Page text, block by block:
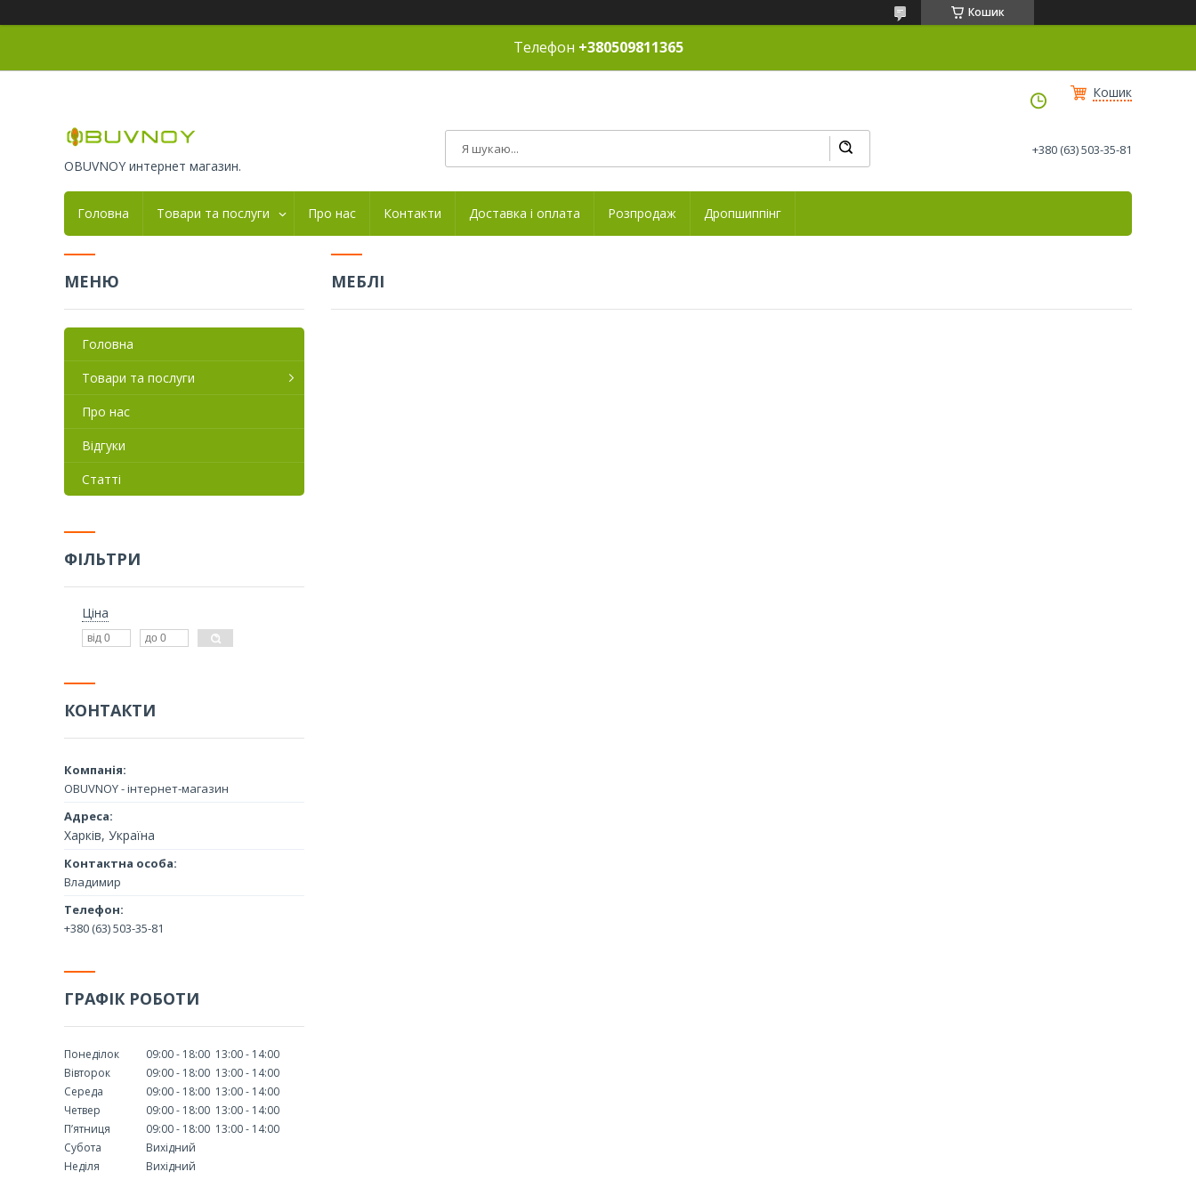
Кошик
Телефон +380509811365
Кошик
OBUVNOY интернет магазин.
+380 (63) 503-35-81
Головна Товари та послуги Про нас Контакти Доставка і оплата Розпродаж Дропшиппінг
МЕБЛІ
Головна
Товари та послуги
Про нас
Відгуки
Статті
ФІЛЬТРИ
Ціна
КОНТАКТИ
OBUVNOY - інтернет-магазин
Харків, Україна
Владимир
+380 (63) 503-35-81
ГРАФІК РОБОТИ
Понеділок 09:00 18:00 13:00
14:00
Вівторок
09:00 18:00 13:00
14:00
Середа
09:00 18:00 13:00
14:00
Четвер
09:00 18:00 13:00
14:00
Пʼятниця
09:00 18:00 13:00
14:00
Субота
Вихідний
Неділя
Вихідний